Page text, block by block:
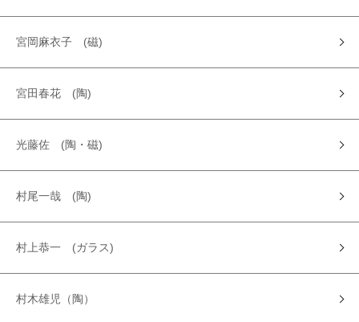
宮岡麻衣子 (磁)
宮田春花 (陶)
光藤佐 (陶・磁)
村尾一哉 (陶)
村上恭一 (ガラス)
村木雄児（陶）